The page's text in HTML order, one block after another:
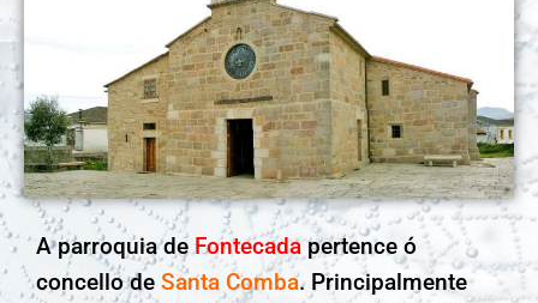
A parroquia deFontecadapertence ó
concello de Santa Comba. Principalmente